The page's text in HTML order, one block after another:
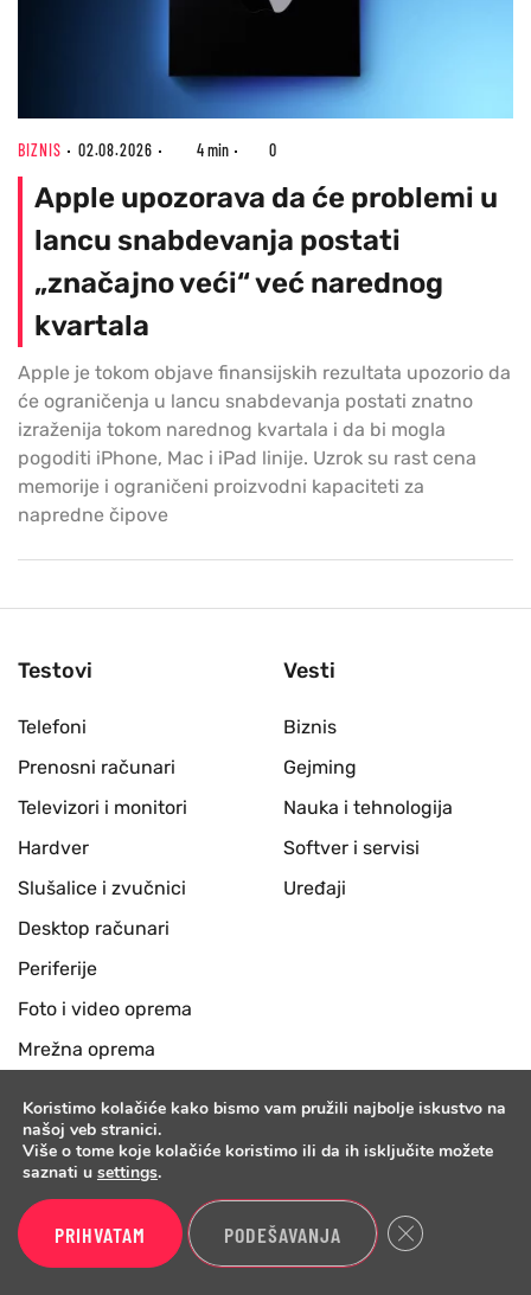
BIZNIS 02.08.2026 4 min 0
Apple upozorava da će problemi u
lancu snabdevanja postati
„značajno veći“ već narednog
kvartala
Apple je tokom objave finansijskih rezultata upozorio da
će ograničenja u lancu snabdevanja postati znatno
izraženija tokom narednog kvartala i da bi mogla
pogoditi iPhone, Mac i iPad linije. Uzrok su rast cena
memorije i ograničeni proizvodni kapaciteti za
napredne čipove
Testovi
Telefoni
Prenosni računari
Televizori i monitori
Hardver
Slušalice i zvučnici
Desktop računari
Periferije
Foto i video oprema
Mrežna oprema
Vesti
Biznis
Gejming
Nauka i tehnologija
Softver i servisi
Uređaji
BenchTV
Telefoni
Prenosni računari
Benchmark
Poslovni kontakt
Koristimo kolačiće kako bismo vam pružili najbolje iskustvo na
našoj veb stranici.
Više o tome koje kolačiće koristimo ili da ih isključite možete
saznati u settings.
PRIHVATAM PODEŠAVANJA Close GDPR